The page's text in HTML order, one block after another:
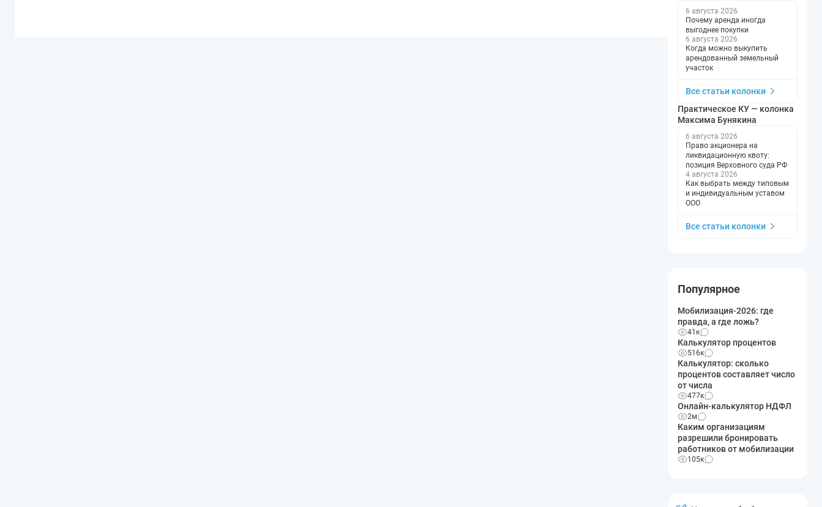
6 августа 2026
Почему аренда иногда
выгоднее покупки
6 августа 2026
Когда можно выкупить
арендованный земельный
участок
Все статьи колонки
Практическое КУ — колонка
Максима Бунякина
6 августа 2026
Право акционера на
ликвидационную квоту:
позиция Верховного суда РФ
4 августа 2026
Как выбрать между типовым
и индивидуальным уставом
ООО
Все статьи колонки
Популярное
Мобилизация-2026: где
правда, а где ложь?
41к
Калькулятор процентов
516к
Калькулятор: сколько
процентов составляет число
от числа
477к
Онлайн-калькулятор НДФЛ
2м
Каким организациям
разрешили бронировать
работников от мобилизации
105к